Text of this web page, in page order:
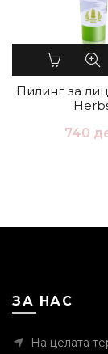
Пилинг за
740
ЗА НАС
На целата